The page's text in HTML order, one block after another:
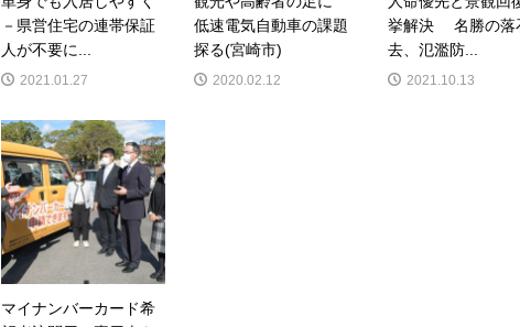
－県営住宅の連帯保証
人が不要に...
2021.01.27
低速電気自動車の課題
探る(宮崎市)
2020.02.12
挙解決 名勝の落
去、氾濫防...
2021.10.13
マイナンバーカード希